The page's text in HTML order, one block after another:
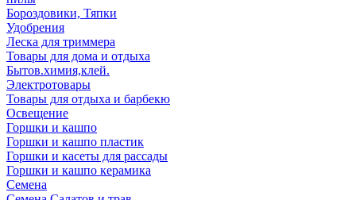
Бороздовики, Тяпки
Удобрения
Леска для триммера
Товары для дома и отдыха
Бытов.химия,клей.
Электротовары
Товары для отдыха и барбекю
Освещение
Горшки и кашпо
Горшки и кашпо пластик
Горшки и касеты для рассады
Горшки и кашпо керамика
Семена